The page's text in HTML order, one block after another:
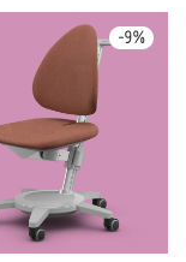
-9%